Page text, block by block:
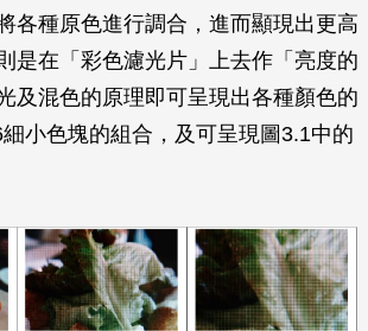
各種原色進行調合，進而顯現出更高
是在「彩色濾光片」上去作「亮度的
及混色的原理即可呈現出各種顏色的
小色塊的組合，及可呈現圖3.1中的